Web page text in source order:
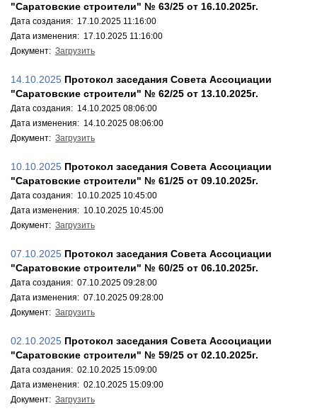
"Саратовские строители" № 63/25 от 16.10.2025г.
Дата создания: 17.10.2025 11:16:00
Дата изменения: 17.10.2025 11:16:00
Документ: Загрузить
14.10.2025 Протокол заседания Совета Ассоциации
"Саратовские строители" № 62/25 от 13.10.2025г.
Дата создания: 14.10.2025 08:06:00
Дата изменения: 14.10.2025 08:06:00
Документ: Загрузить
10.10.2025 Протокол заседания Совета Ассоциации
"Саратовские строители" № 61/25 от 09.10.2025г.
Дата создания: 10.10.2025 10:45:00
Дата изменения: 10.10.2025 10:45:00
Документ: Загрузить
07.10.2025 Протокол заседания Совета Ассоциации
"Саратовские строители" № 60/25 от 06.10.2025г.
Дата создания: 07.10.2025 09:28:00
Дата изменения: 07.10.2025 09:28:00
Документ: Загрузить
02.10.2025 Протокол заседания Совета Ассоциации
"Саратовские строители" № 59/25 от 02.10.2025г.
Дата создания: 02.10.2025 15:09:00
Дата изменения: 02.10.2025 15:09:00
Документ: Загрузить